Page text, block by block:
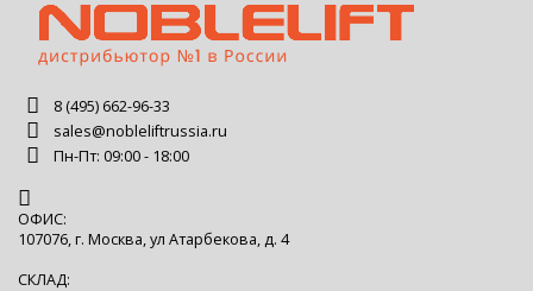
8 (495) 662-96-33
sales@nobleliftrussia.ru
Пн-Пт: 09:00 - 18:00
ОФИС:
107076, г. Москва, ул Атарбекова, д. 4
СКЛАД: